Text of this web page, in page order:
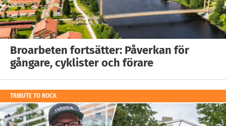
Broarbeten fortsätter: Påverkan för
gångare, cyklister och förare
TRIBUTE TO ROCK